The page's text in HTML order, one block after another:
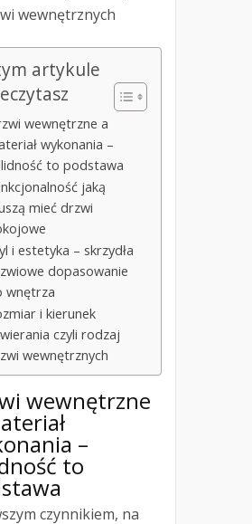
wewnętrznych
artykule
wewnętrzne a
wykonania –
to podstawa
jaką
mieć drzwi
i estetyka – skrzydła
dopasowanie
wnętrza
i kierunek
czyli rodzaj
wewnętrznych
wewnętrzne
–
to
czynnikiem, na